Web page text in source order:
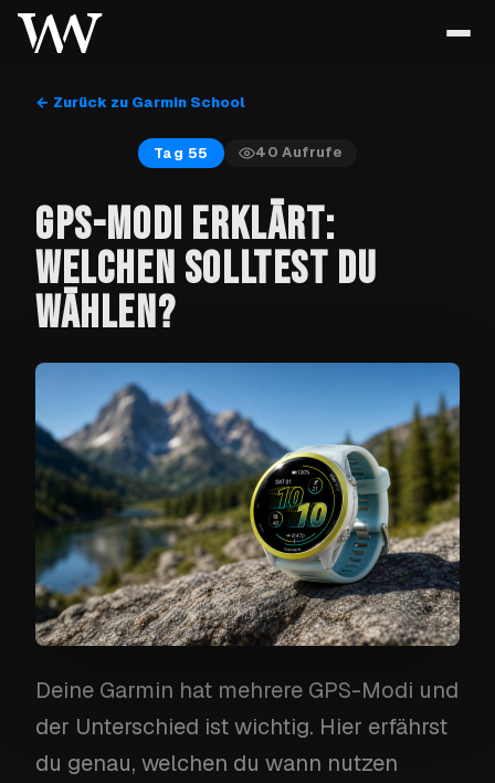
← Zurück zu Garmin School
Tag 55 40 Aufrufe
GPS-MODI ERKLÄRT:
WELCHEN SOLLTEST DU
WÄHLEN?
Deine Garmin hat mehrere GPS-Modi und
der Unterschied ist wichtig. Hier erfährst
du genau, welchen du wann nutzen